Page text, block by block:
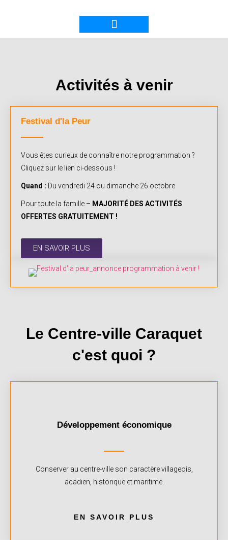
Activités à venir
Festival d'la Peur
Vous êtes curieux de connaître notre programmation ?
Cliquez sur le lien ci-dessous !
Quand : Du vendredi 24 ou dimanche 26 octobre
Pour toute la famille – MAJORITÉ DES ACTIVITÉS
OFFERTES GRATUITEMENT !
EN SAVOIR PLUS
Le Centre-ville Caraquet
c'est quoi ?
Développement économique
Conserver au centre-ville son caractère villageois,
acadien, historique et maritime.
EN SAVOIR PLUS